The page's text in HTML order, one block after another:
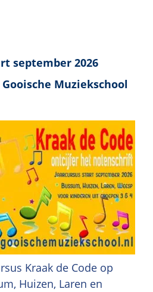
september 2026
Gooische Muziekschool
Kraak de Code op
Huizen, Laren en